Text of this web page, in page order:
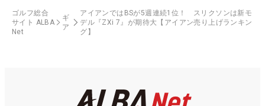
ゴルフ総合
サイト ALBA
Net
ギ
ア
アイアンではBSが5週連続1位！ スリクソンは新モ
デル『ZXi 7』が期待大【アイアン売り上げランキン
グ】